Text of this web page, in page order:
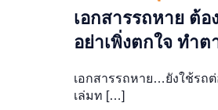
เอกสารรถหาย ต้อ
อย่าเพิ่งตกใจ ทำ
เอกสารรถหาย…ยังใช้รถ
เล่มท […]